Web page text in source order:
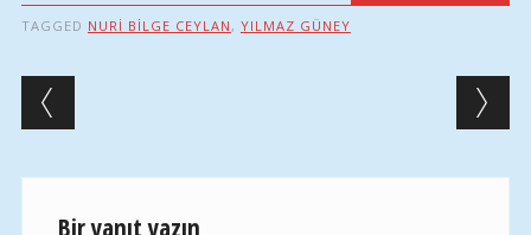
TAGGED NURI BILGE CEYLAN , YILMAZ GÜNEY
Post navigation
Bir yanıt yazın